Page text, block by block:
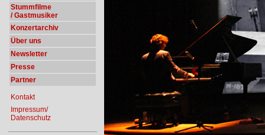
Stummfilme
/ Gastmusiker
Konzertarchiv
Über uns
Newsletter
Presse
Partner
Kontakt
Impressum/
Datenschutz